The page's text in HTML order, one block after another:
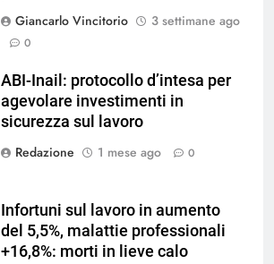
Giancarlo Vincitorio
3 settimane ago
0
ABI-Inail: protocollo d’intesa per
agevolare investimenti in
sicurezza sul lavoro
Redazione
1 mese ago 0
Infortuni sul lavoro in aumento
del 5,5%, malattie professionali
+16,8%: morti in lieve calo